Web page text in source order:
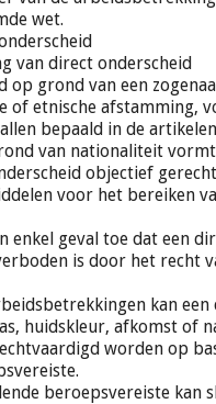
wet.
van direct onderscheid
op grond van een
of etnische afstamming,
bepaald in de
van nationaliteit
objectief
voor het bereiken
enkel geval toe dat een
is door het recht
kan
huidskleur, afkomst of
worden op
beroepsvereiste kan